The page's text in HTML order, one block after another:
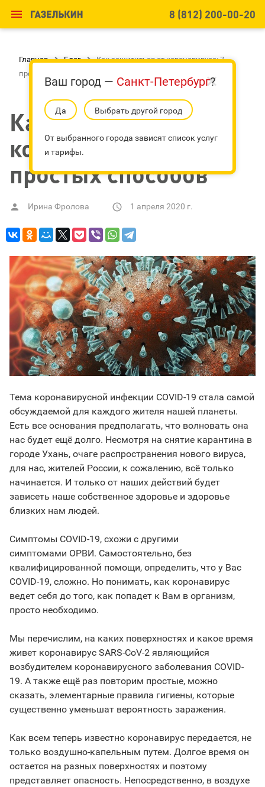
 8 (812) 200-00-20
Главная  Блог  Как защититься от коронавируса: 7
простых способов
Как защититься от
коронавируса: 7
простых способов
 Ирина Фролова  1 апреля 2020 г.
Тема коронавирусной инфекции COVID-19 стала самой
обсуждаемой для каждого жителя нашей планеты.
Есть все основания предполагать, что волновать она
нас будет ещё долго. Несмотря на снятие карантина в
городе Ухань, очаге распространения нового вируса,
для нас, жителей России, к сожалению, всё только
начинается. И только от наших действий будет
зависеть наше собственное здоровье и здоровье
близких нам людей.
Симптомы COVID-19, схожи с другими
симптомами ОРВИ. Самостоятельно, без
квалифицированной помощи, определить, что у Вас
COVID-19, сложно. Но понимать, как коронавирус
ведет себя до того, как попадет к Вам в организм,
просто необходимо.
Мы перечислим, на каких поверхностях и какое время
живет коронавирус SARS-CoV-2 являющийся
возбудителем коронавирусного заболевания COVID-
19. А также ещё раз повторим простые, можно
сказать, элементарные правила гигиены, которые
существенно уменьшат вероятность заражения.
Как всем теперь известно коронавирус передается, не
только воздушно-капельным путем. Долгое время он
остается на разных поверхностях и поэтому
представляет опасность. Непосредственно, в воздухе
Ваш город — Санкт-Петербург?
Да Выбрать другой город
От выбранного города зависят список услуг
и тарифы.